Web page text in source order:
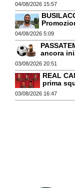
04/08/2026 15:57
04/08/2026 5:09
ancora
03/08/2026 20:51
REAL
prima
03/08/2026 16:47